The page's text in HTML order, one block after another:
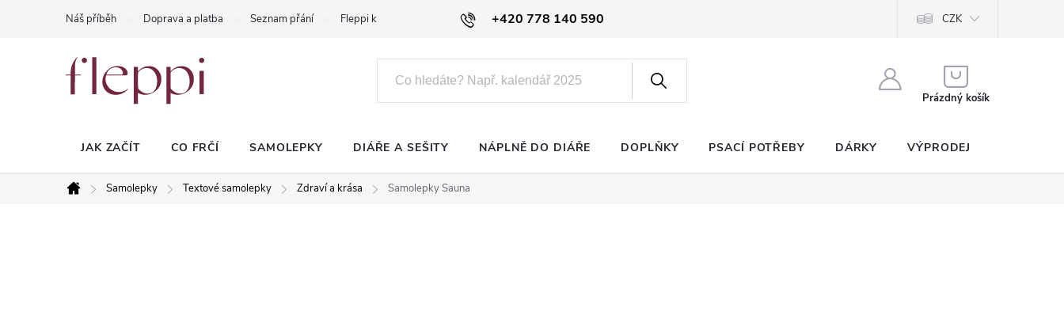
+420 778 140 590
Náš příběh Doprava a platba Seznam přání Fleppi klub CZK
KOŠÍK
Prázdný košík
JAK ZAČÍT CO FRČÍ SAMOLEPKY DIÁŘE A SEŠITY NÁPLNĚ DO DIÁŘE DOPLŇKY PSACÍ POTŘEBY DÁRKY VÝPRODEJ
Domů
Samolepky Textové samolepky Zdraví a krása Samolepky Sauna